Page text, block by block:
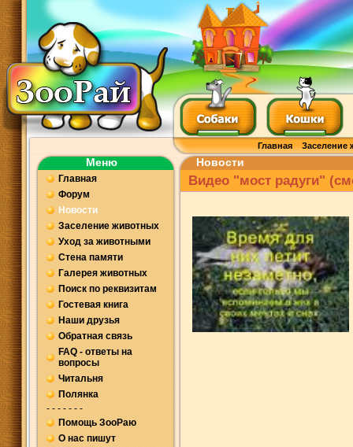
Главная Заселение
Меню
Главная
Форум
Новости
Заселение животных
Уход за животными
Стена памяти
Галерея животных
Поиск по реквизитам
Гостевая книга
Наши друзья
Обратная связь
FAQ - ответы на
вопросы
Читальня
Полянка
- - - - - - -
Помощь ЗооРаю
О нас пишут
Новости
Видео "мост радуги"